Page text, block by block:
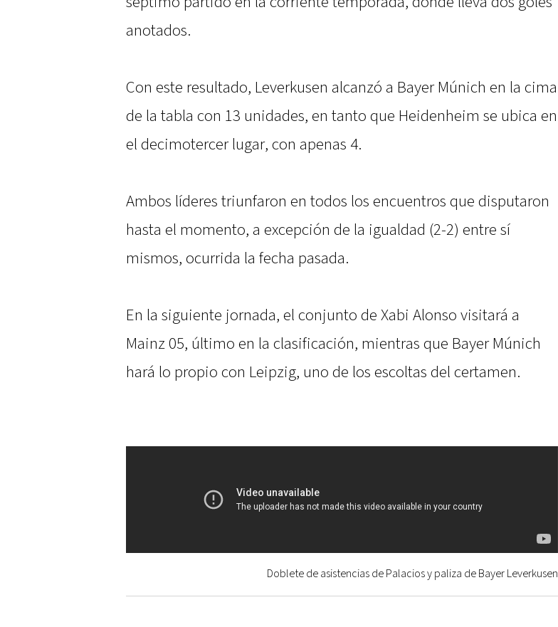
anotados.
Con este resultado, Leverkusen alcanzó a Bayer Múnich en la cima
de la tabla con 13 unidades, en tanto que Heidenheim se ubica en
el decimotercer lugar, con apenas 4.
Ambos líderes triunfaron en todos los encuentros que disputaron
hasta el momento, a excepción de la igualdad (2-2) entre sí
mismos, ocurrida la fecha pasada.
En la siguiente jornada, el conjunto de Xabi Alonso visitará a
Mainz 05, último en la clasificación, mientras que Bayer Múnich
hará lo propio con Leipzig, uno de los escoltas del certamen.
Doblete de asistencias de Palacios y paliza de Bayer Leverkusen